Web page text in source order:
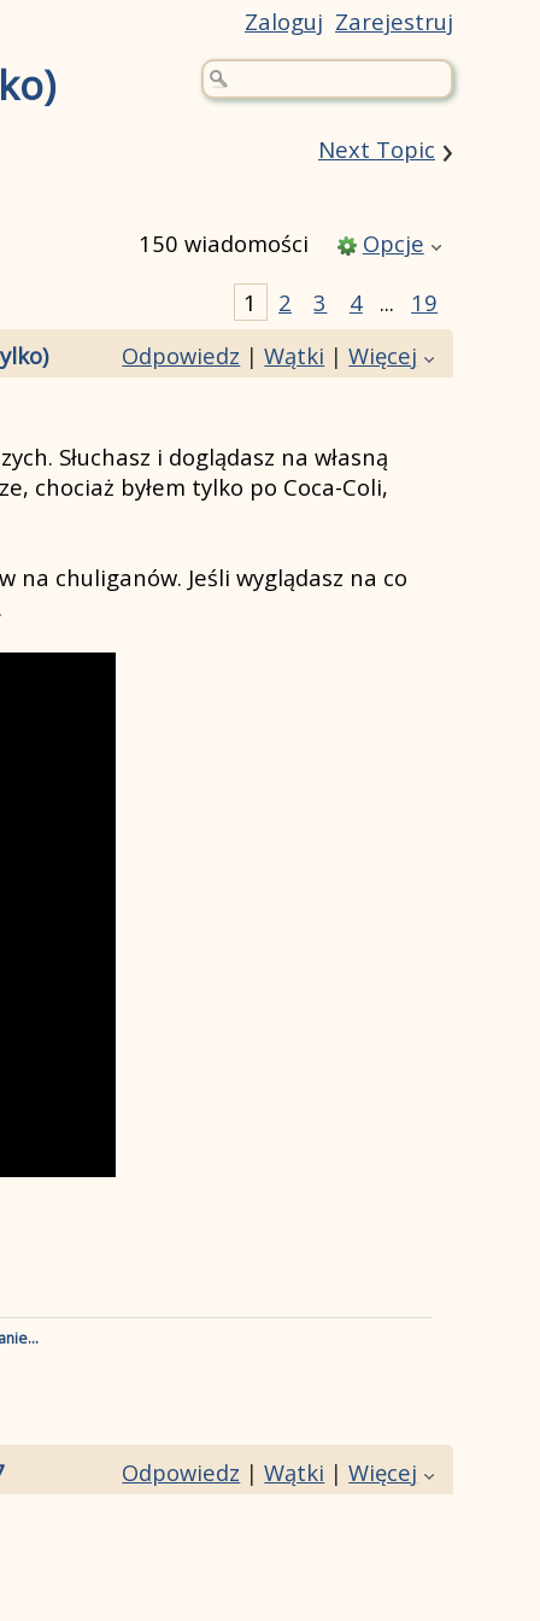
Zaloguj Zarejestruj
Next Topic ›
150 wiadomości
Opcje
1
2 3 4 ...
19
Odpowiedz |Wątki |Więcej
Słuchasz i doglądasz na własną
chociaż byłem tylko po Coca-Coli,
na chuliganów. Jeśli wyglądasz na co
Odpowiedz |Wątki |Więcej